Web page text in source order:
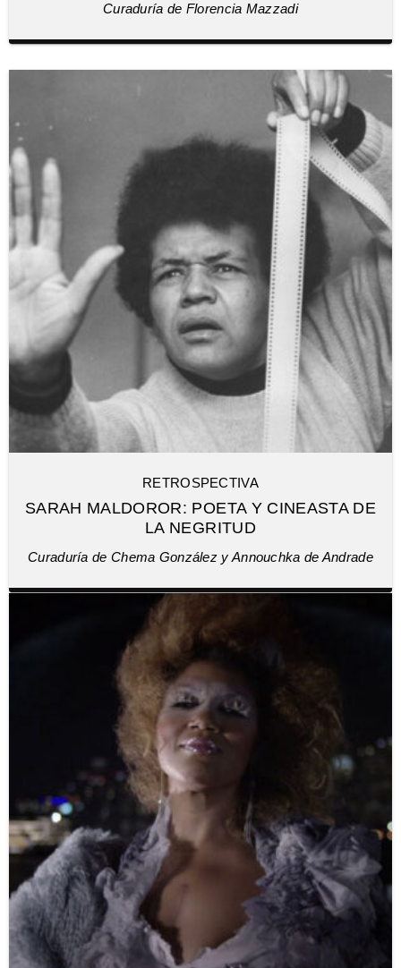
Curaduría de Florencia Mazzadi
RETROSPECTIVA
SARAH MALDOROR: POETA Y CINEASTA DE
LA NEGRITUD
Curaduría de Chema González y Annouchka de Andrade